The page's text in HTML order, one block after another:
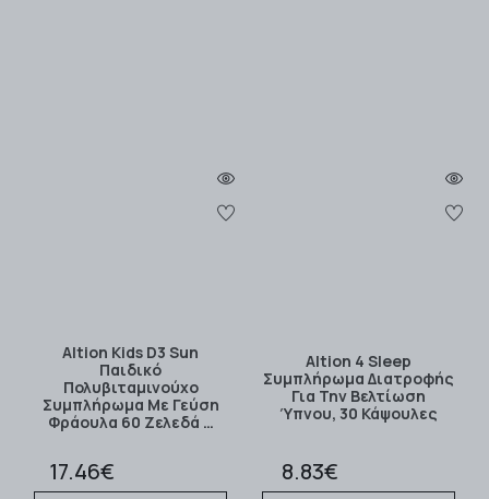
Altion Kids D3 Sun
Παιδικό
Πολυβιταμινούχο
Συμπλήρωμα Με Γεύση
Φράουλα 60 Ζελεδά …
17.46€
Altion 4 Sleep
Συμπλήρωμα Διατροφής
Για Την Βελτίωση
Ύπνου, 30 Κάψουλες
8.83€